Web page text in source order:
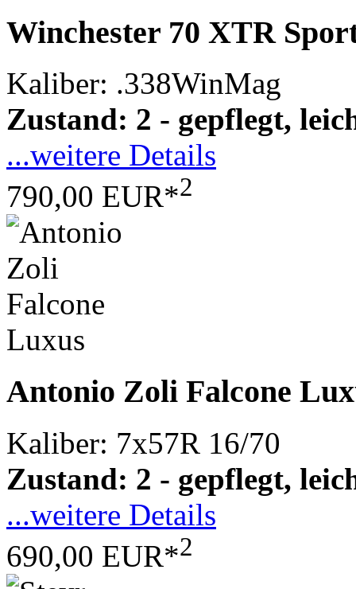
Winchester 70 XTR
Kaliber: .338WinMag
Zustand: 2 - gepflegt,
...weitere Details
790,00 EUR*2
Antonio Zoli Falcone
Kaliber: 7x57R 16/70
Zustand: 2 - gepflegt,
...weitere Details
690,00 EUR*2